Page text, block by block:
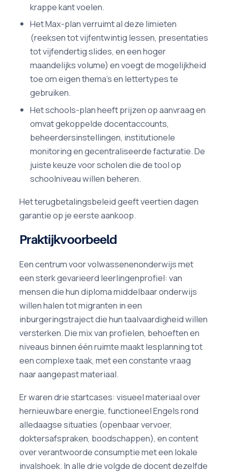
krappe kant voelen.
Het Max-plan verruimt al deze limieten
(reeksen tot vijfentwintig lessen, presentaties
tot vijfendertig slides, en een hoger
maandelijks volume) en voegt de mogelijkheid
toe om eigen thema's en lettertypes te
gebruiken.
Het schools-plan heeft prijzen op aanvraag en
omvat gekoppelde docentaccounts,
beheerdersinstellingen, institutionele
monitoring en gecentraliseerde facturatie. De
juiste keuze voor scholen die de tool op
schoolniveau willen beheren.
Het terugbetalingsbeleid geeft veertien dagen
garantie op je eerste aankoop.
Praktijkvoorbeeld
Een centrum voor volwassenenonderwijs met
een sterk gevarieerd leerlingenprofiel: van
mensen die hun diploma middelbaar onderwijs
willen halen tot migranten in een
inburgeringstraject die hun taalvaardigheid willen
versterken. Die mix van profielen, behoeften en
niveaus binnen één ruimte maakt lesplanning tot
een complexe taak, met een constante vraag
naar aangepast materiaal.
Er waren drie startcases: visueel materiaal over
hernieuwbare energie, functioneel Engels rond
alledaagse situaties (openbaar vervoer,
doktersafspraken, boodschappen), en content
over verantwoorde consumptie met een lokale
invalshoek. In alle drie volgde de docent dezelfde